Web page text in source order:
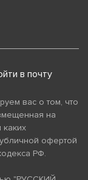
в почту
вас о том, что
на
каких
офертой
РФ.